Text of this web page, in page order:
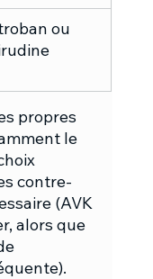
ou
propres
le
contre-
(AVK
alors que